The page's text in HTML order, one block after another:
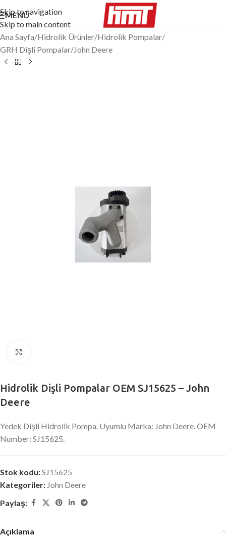
Skip to navigation
Skip to main content
MENÜ
Ana Sayfa/Hidrolik Ürünler/Hidrolik Pompalar/
GRH Dişli Pompalar/John Deere
Hidrolik Dişli Pompalar OEM SJ15625 – John
Deere
Yedek Dişli Hidrolik Pompa. Uyumlu Marka: John Deere. OEM
Number: SJ15625.
Stok kodu:SJ15625
Kategoriler: John Deere
Paylaş:
Açıklama